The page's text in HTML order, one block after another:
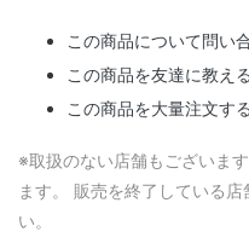
この商品について問い
この商品を友達に教える
この商品を大量注文する
※取扱のない店舗もございま
ます。 販売を終了している
い。